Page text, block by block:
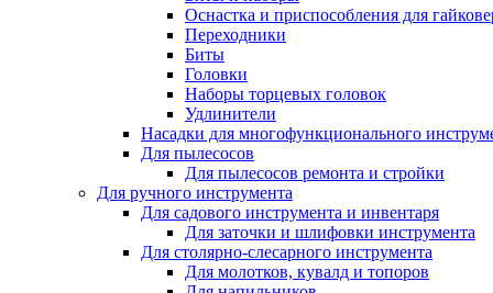
Оснастка и приспособления для
Переходники
Биты
Головки
Наборы торцевых головок
Удлинители
Насадки для многофункционального
Для пылесосов
Для пылесосов ремонта и стройки
Для ручного инструмента
Для садового инструмента и инвентаря
Для заточки и шлифовки инструмента
Для столярно-слесарного инструмента
Для молотков, кувалд и топоров